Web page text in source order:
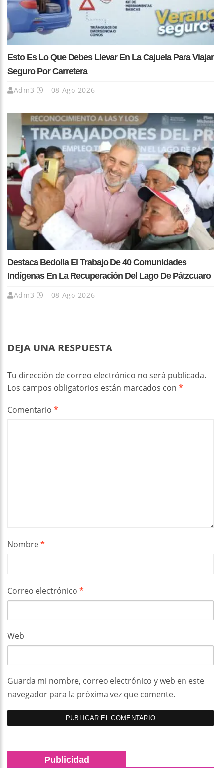
Esto Es Lo Que Debes Llevar En La Cajuela Para Viajar
Seguro Por Carretera
Adm3 08 Ago 2026
Destaca Bedolla El Trabajo De 40 Comunidades
Indígenas En La Recuperación Del Lago De Pátzcuaro
Adm3 08 Ago 2026
DEJA UNA RESPUESTA
Tu dirección de correo electrónico no será publicada.
Los campos obligatorios están marcados con *
Comentario *
Nombre*
Correo electrónico *
Web
Guarda mi nombre, correo electrónico y web en este
navegador para la próxima vez que comente.
Publicidad